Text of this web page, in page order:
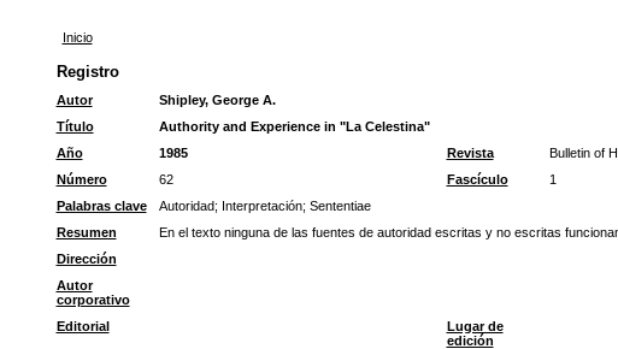
Inicio
Registro
Autor
Shipley, George A.
Título
Authority and Experience in "La Celestina"
Año
1985 Revista Bulletin of
Número
62 Fascículo 1
Palabras clave
Autoridad; Interpretación; Sententiae
Resumen
En el texto ninguna de las fuentes de autoridad escritas y no escritas
Dirección
Autor
corporativo
Editorial
Lugar de
edición